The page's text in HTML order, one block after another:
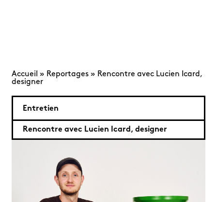
Accueil » Reportages » Rencontre avec Lucien Icard,
designer
Entretien
Rencontre avec Lucien Icard, designer